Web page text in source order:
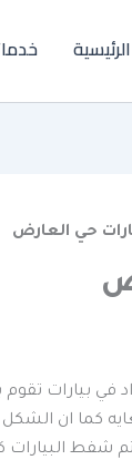
الرئيسية
حي العارض
بيارات تقوم
كما ان
شفط البيارات